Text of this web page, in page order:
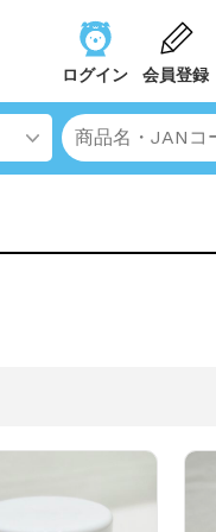
ログイン 会員登録